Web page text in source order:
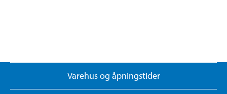
Varehus og åpningstider